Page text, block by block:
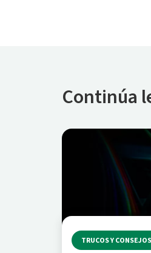
Continúa
TRUCOS Y CONSEJOS